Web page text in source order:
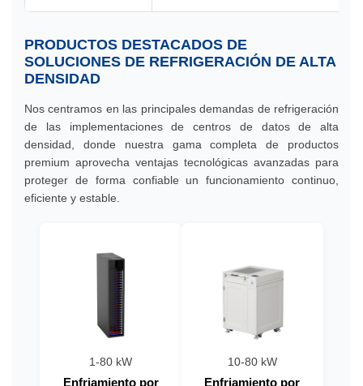
PRODUCTOS DESTACADOS DE
SOLUCIONES DE REFRIGERACIÓN DE ALTA
DENSIDAD
Nos centramos en las principales demandas de refrigeración
de las implementaciones de centros de datos de alta
densidad, donde nuestra gama completa de productos
premium aprovecha ventajas tecnológicas avanzadas para
proteger de forma confiable un funcionamiento continuo,
eficiente y estable.
1-80 kW
Enfriamiento por
10-80 kW
Enfriamiento por